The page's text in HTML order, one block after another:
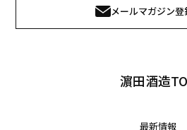
メールマガジン登
濵田酒造
最新情報